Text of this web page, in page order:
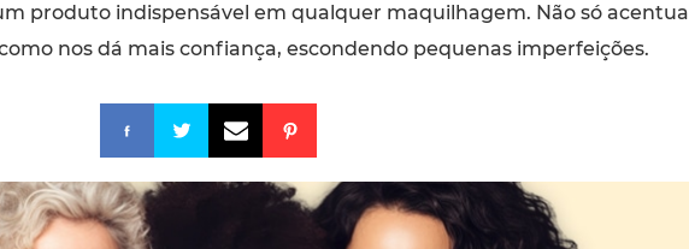
produto indispensável em qualquer maquilhagem. Não só acentua
nos dá mais confiança, escondendo pequenas imperfeições.